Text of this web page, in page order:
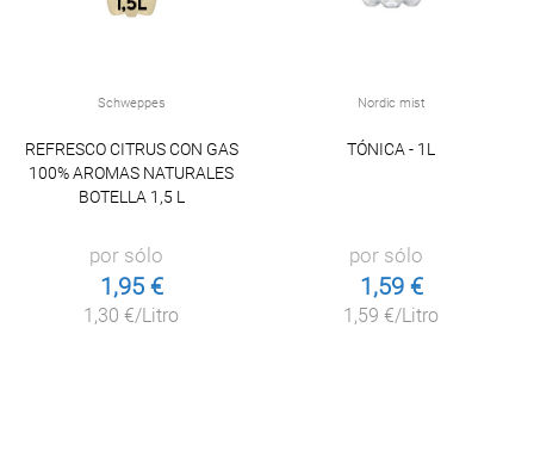
Schweppes
REFRESCO CITRUS CON GAS
100% AROMAS NATURALES
BOTELLA 1,5 L
por sólo
1,95 €
1,30 €/Litro
Nordic mist
TÓNICA - 1L
por sólo
1,59 €
1,59 €/Litro